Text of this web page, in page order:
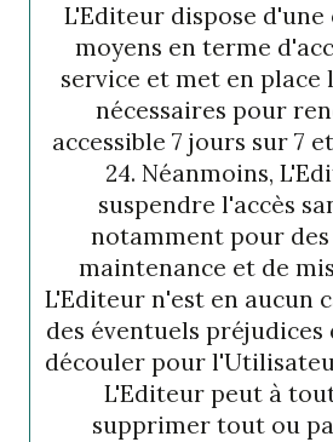
L'Editeur dispose
moyens en terme
service et met en place
nécessaires pour
accessible 7 jours sur 7
24. Néanmoins,
suspendre l'accès
notamment pour
maintenance et de
L'Editeur n'est en aucun
des éventuels
découler pour
L'Editeur peut à
supprimer tout ou